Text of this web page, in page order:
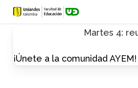
Skip
Martes 4:
¡Únete a la comunidad AYEM!